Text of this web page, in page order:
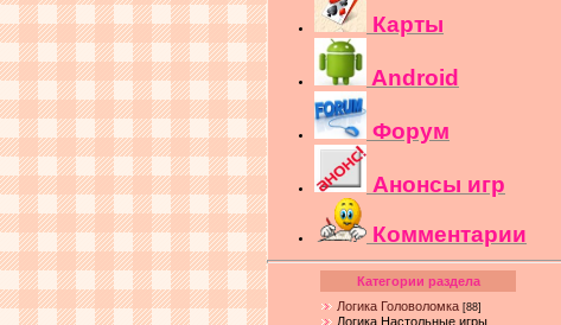
Карты
Android
Форум
Анонсы игр
Комментарии
Категории раздела
Логика Головоломка [88]
Логика Настольные игры